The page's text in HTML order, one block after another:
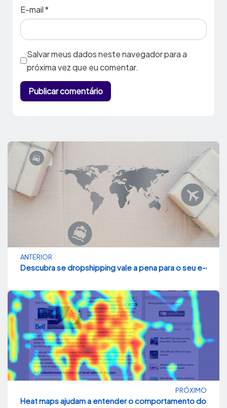
E-mail*
Salvar meus dados neste navegador para a
próxima vez que eu comentar.
ANTERIOR
Descubra se dropshipping vale a pena para o seu e-
PRÓXIMO
Heat maps ajudam a entender o comportamento dos